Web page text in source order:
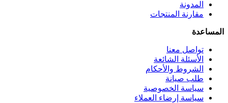
المدونة
مقارنة المنتجات
المساعدة
تواصل معنا
الأسئلة الشائعة
الشروط والأحكام
طلب صيانة
سياسة الخصوصية
سياسة إرضاء العملاء